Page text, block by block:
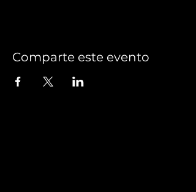
Comparte este evento